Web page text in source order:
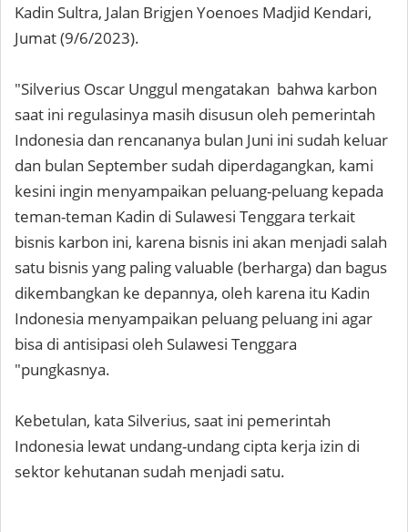
Kadin Sultra, Jalan Brigjen Yoenoes Madjid Kendari,
Jumat (9/6/2023).
"Silverius Oscar Unggul mengatakan bahwa karbon
saat ini regulasinya masih disusun oleh pemerintah
Indonesia dan rencananya bulan Juni ini sudah keluar
dan bulan September sudah diperdagangkan, kami
kesini ingin menyampaikan peluang-peluang kepada
teman-teman Kadin di Sulawesi Tenggara terkait
bisnis karbon ini, karena bisnis ini akan menjadi salah
satu bisnis yang paling valuable (berharga) dan bagus
dikembangkan ke depannya, oleh karena itu Kadin
Indonesia menyampaikan peluang peluang ini agar
bisa di antisipasi oleh Sulawesi Tenggara
"pungkasnya.
Kebetulan, kata Silverius, saat ini pemerintah
Indonesia lewat undang-undang cipta kerja izin di
sektor kehutanan sudah menjadi satu.